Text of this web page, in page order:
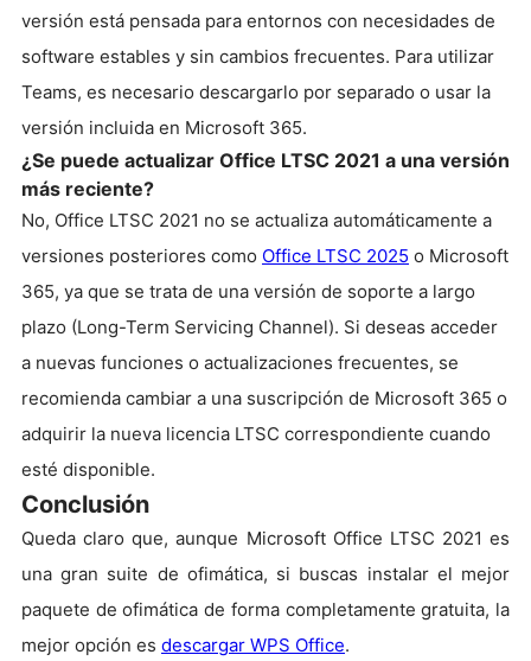
versión está pensada para entornos con necesidades de
software estables y sin cambios frecuentes. Para utilizar
Teams, es necesario descargarlo por separado o usar la
versión incluida en Microsoft 365.
¿Se puede actualizar Office LTSC 2021 a una versión
más reciente?
No, Office LTSC 2021 no se actualiza automáticamente a
versiones posteriores como Office LTSC 2025 o Microsoft
365, ya que se trata de una versión de soporte a largo
plazo (Long-Term Servicing Channel). Si deseas acceder
a nuevas funciones o actualizaciones frecuentes, se
recomienda cambiar a una suscripción de Microsoft 365 o
adquirir la nueva licencia LTSC correspondiente cuando
esté disponible.
Conclusión
Queda claro que, aunque Microsoft Office LTSC 2021 es
una gran suite de ofimática, si buscas instalar el mejor
paquete de ofimática de forma completamente gratuita, la
mejor opción es descargar WPS Office.